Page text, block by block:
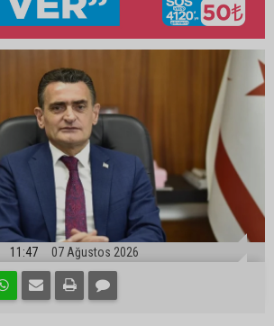
11:47 07 Ağustos 2026